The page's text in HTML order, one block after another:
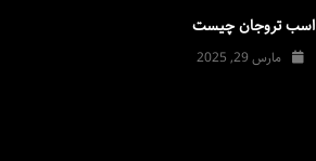
اسب تروجان چیست
مارس 29, 2025